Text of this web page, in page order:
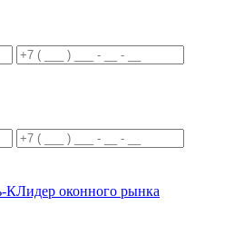
Лидер оконного рынка